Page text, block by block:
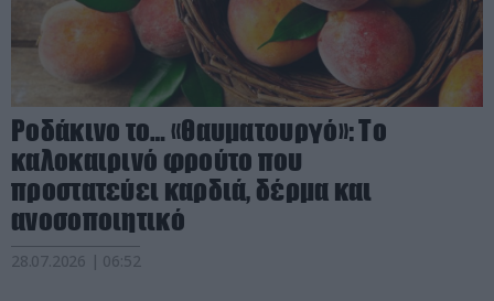
Ροδάκινο το… «θαυματουργό»: Το
καλοκαιρινό φρούτο που
προστατεύει καρδιά, δέρμα και
ανοσοποιητικό
28.07.2026 | 06:52